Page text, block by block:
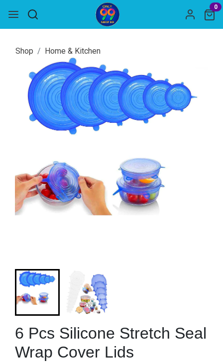
0
Shop Home & Kitchen
6 Pcs Silicone Stretch Seal
Wrap Cover Lids